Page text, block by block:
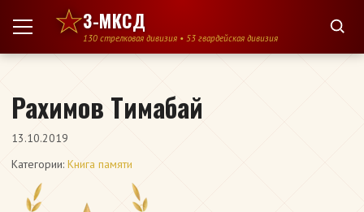
Перейти к содержимому
3-МКСД
130 стрелковая дивизия • 53 гвардейская дивизия
Рахимов Тимабай
13.10.2019
Категории: Книга памяти